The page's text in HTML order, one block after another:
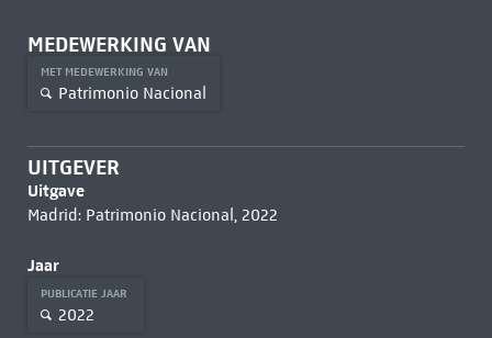
MEDEWERKING VAN
MET MEDEWERKING VAN
Patrimonio Nacional
UITGEVER
Uitgave
Madrid: Patrimonio Nacional, 2022
Jaar
PUBLICATIE JAAR
2022